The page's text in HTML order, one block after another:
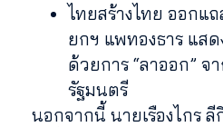
ไทยสร้างไทย ออกแ
ยกฯ แพทองธาร แส
ด้วยการ “ลาออก” จ
รัฐมนตรี
นอกจากนี้ นายเรืองไกร